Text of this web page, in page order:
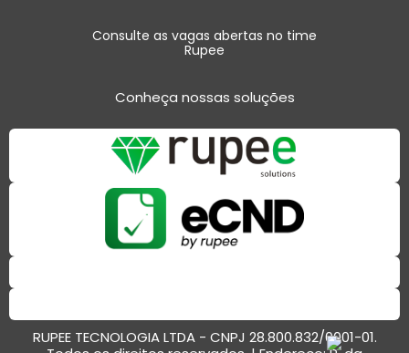
Consulte as vagas abertas no time
Rupee
Conheça nossas soluções
RUPEE TECNOLOGIA LTDA - CNPJ 28.800.832/0001-01.